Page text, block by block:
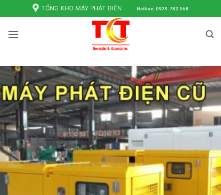
qua
nội
TỔNG KHO MÁY PHÁT ĐIỆN Hotline: 0939.782.568